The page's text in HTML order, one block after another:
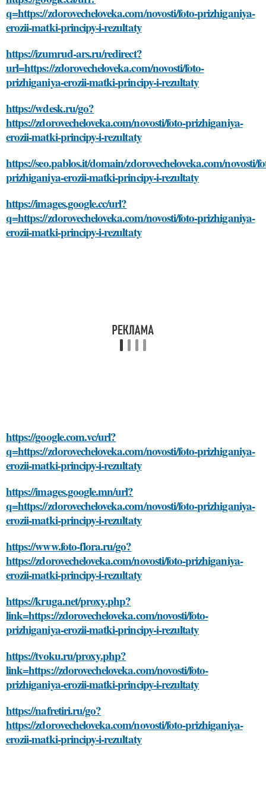
q=https://zdorovecheloveka.com/novosti/foto-prizhiganiya-
erozii-matki-principy-i-rezultaty
https://izumrud-ars.ru/redirect?
url=https://zdorovecheloveka.com/novosti/foto-
prizhiganiya-erozii-matki-principy-i-rezultaty
https://wdesk.ru/go?
https://zdorovecheloveka.com/novosti/foto-prizhiganiya-
erozii-matki-principy-i-rezultaty
https://seo.pablos.it/domain/zdorovecheloveka.com/novosti/
prizhiganiya-erozii-matki-principy-i-rezultaty
https://images.google.cc/url?
q=https://zdorovecheloveka.com/novosti/foto-prizhiganiya-
erozii-matki-principy-i-rezultaty
https://google.com.vc/url?
q=https://zdorovecheloveka.com/novosti/foto-prizhiganiya-
erozii-matki-principy-i-rezultaty
https://images.google.mn/url?
q=https://zdorovecheloveka.com/novosti/foto-prizhiganiya-
erozii-matki-principy-i-rezultaty
https://www.foto-flora.ru/go?
https://zdorovecheloveka.com/novosti/foto-prizhiganiya-
erozii-matki-principy-i-rezultaty
https://kruga.net/proxy.php?
link=https://zdorovecheloveka.com/novosti/foto-
prizhiganiya-erozii-matki-principy-i-rezultaty
https://tvoku.ru/proxy.php?
link=https://zdorovecheloveka.com/novosti/foto-
prizhiganiya-erozii-matki-principy-i-rezultaty
https://nafretiri.ru/go?
https://zdorovecheloveka.com/novosti/foto-prizhiganiya-
erozii-matki-principy-i-rezultaty